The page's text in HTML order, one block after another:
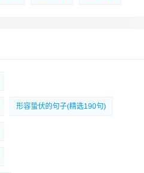
形容蛰伏的句子(精选190句)